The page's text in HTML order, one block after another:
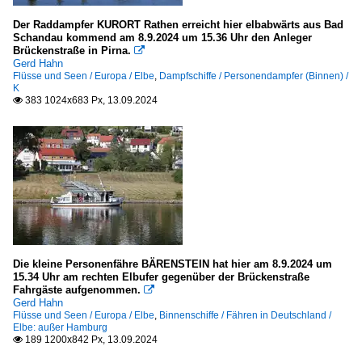
Der Raddampfer KURORT Rathen erreicht hier elbabwärts aus Bad
Schandau kommend am 8.9.2024 um 15.36 Uhr den Anleger
Brückenstraße in Pirna. 
Gerd Hahn
Flüsse und Seen / Europa / Elbe Dampfschiffe / Personendampfer (Binnen) /
K
 383 1024x683 Px, 13.09.2024
Die kleine Personenfähre BÄRENSTEIN hat hier am 8.9.2024 um
15.34 Uhr am rechten Elbufer gegenüber der Brückenstraße
Fahrgäste aufgenommen. 
Gerd Hahn
Flüsse und Seen / Europa / Elbe Binnenschiffe / Fähren in Deutschland /
Elbe: außer Hamburg
 189 1200x842 Px, 13.09.2024